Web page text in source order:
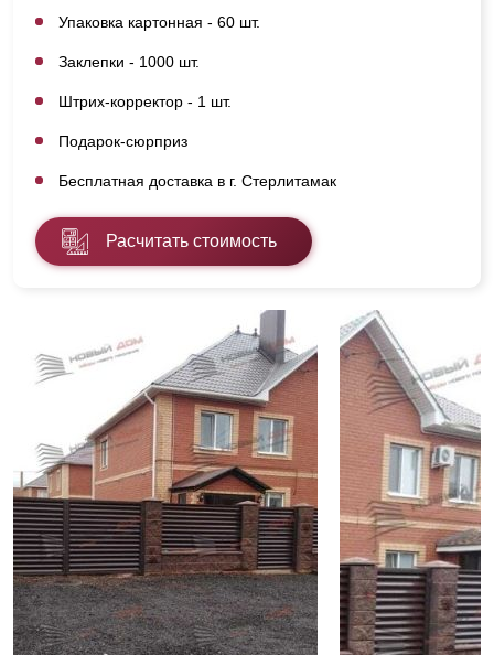
Упаковка картонная - 60 шт.
Заклепки - 1000 шт.
Штрих-корректор - 1 шт.
Подарок-сюрприз
Бесплатная доставка в г. Стерлитамак
Расчитать стоимость